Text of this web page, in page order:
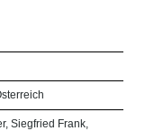
Siegfried Frank,